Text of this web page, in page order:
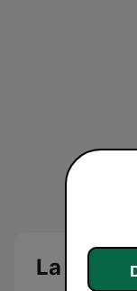
La Roja